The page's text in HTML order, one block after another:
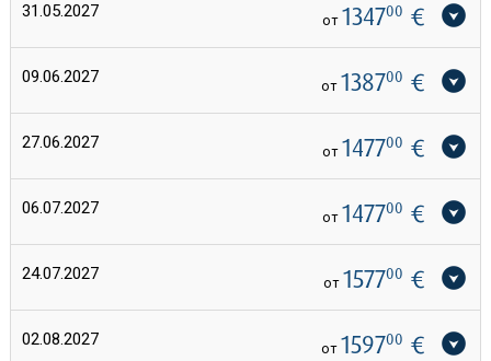
31.05.2027 от 134700 €
09.06.2027 от 138700 €
27.06.2027 от 147700 €
06.07.2027 от 147700 €
24.07.2027 от 157700 €
02.08.2027 от 159700 €